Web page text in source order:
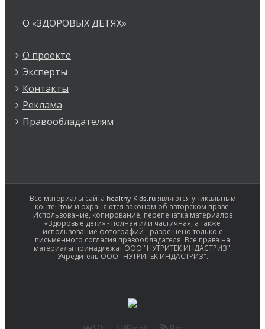
О «ЗДОРОВЫХ ДЕТЯХ»
О проекте
Эксперты
Контакты
Реклама
Правообладателям
Все материалы сайта healthy-Kids.ruявляются уникальным
контентом и охраняются законом об авторском праве.
Использование, копирование, перепечатка материалов
«Здоровые дети» - полная или частичная, а также
использование фотографий - разрешено только с
письменного согласия правообладателя. Все права на
материалы принадлежат ООО "НУТРИТЕК ИНДАСТРИЗ".
Учредитель ООО "НУТРИТЕК ИНДАСТРИЗ".